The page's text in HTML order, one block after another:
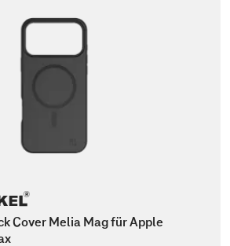
Cover Melia Mag für Apple